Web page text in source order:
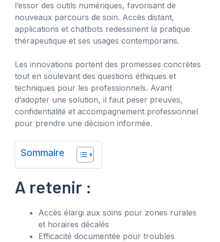
l’essor des outils numériques, favorisant de
nouveaux parcours de soin. Accès distant,
applications et chatbots redessinent la pratique
thérapeutique et ses usages contemporains.
Les innovations portent des promesses concrètes
tout en soulevant des questions éthiques et
techniques pour les professionnels. Avant
d’adopter une solution, il faut peser preuves,
confidentialité et accompagnement professionnel
pour prendre une décision informée.
Sommaire
A retenir :
Accès élargi aux soins pour zones rurales
et horaires décalés
Efficacité documentée pour troubles